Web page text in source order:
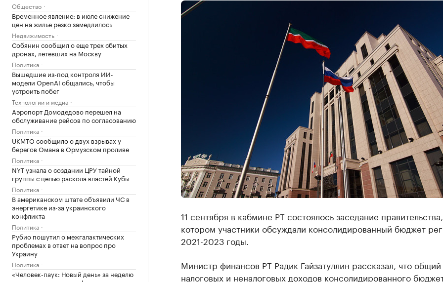
Общество
Временное явление: в июле снижение
цен на жилье резко замедлилось
Недвижимость
Собянин сообщил о еще трех сбитых
дронах, летевших на Москву
Политика
Вышедшие из-под контроля ИИ-
модели OpenAI общались, чтобы
устроить побег
Технологии и медиа
Аэропорт Домодедово перешел на
обслуживание рейсов по согласованию
Политика
UKMTO сообщило о двух взрывах у
берегов Омана в Ормузском проливе
Политика
NYT узнала о создании ЦРУ тайной
группы с целью раскола властей Кубы
Политика
В американском штате объявили ЧС в
энергетике из-за украинского
конфликта
Политика
Рубио пошутил о межгалактических
проблемах в ответ на вопрос про
Украину
Политика
«Человек-паук: Новый день» за неделю
11 сентября в кабмине РТ состоялось заседание
котором участники обсуждали консолидированный бюджет
2021-2023 годы.
Министр финансов РТ Радик Гайзатуллин рассказал, что
налоговых и неналоговых доходов консолидированного